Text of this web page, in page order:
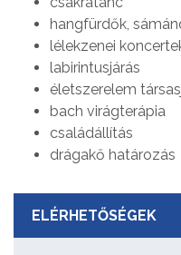
hangfürdők,
lélekzenei
labirintusjárás
életszerelem
bach virágterápia
családállítás
drágakő határozás
ELÉRHETŐSÉGEK